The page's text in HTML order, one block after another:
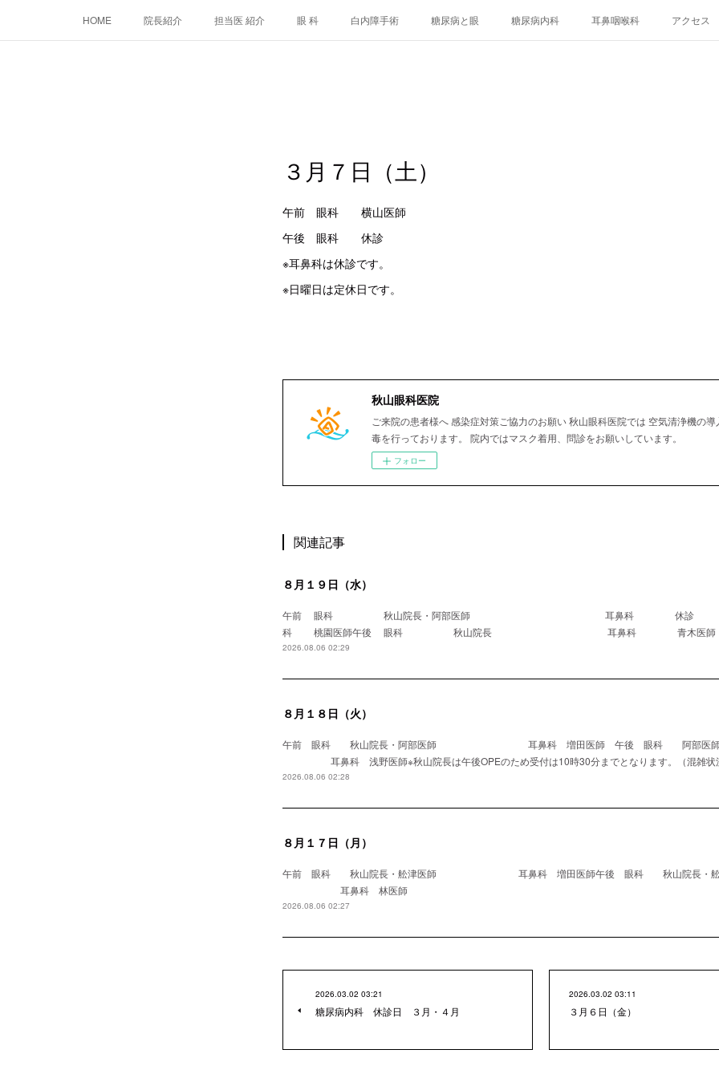
HOME 院長紹介 担当医 紹介 眼 科 白内障手術 糖尿病と眼 糖尿病内科 耳鼻咽喉科 アクセス
３月７日（土）
午前 眼科 横山医師
午後 眼科 休診
※耳鼻科は休診です。
※日曜日は定休日です。
秋山眼科医院
ご来院の患者様へ 感染症対策ご協力のお願い 秋山眼科医院では 空気清浄機の
毒を行っております。 院内ではマスク着用、問診をお願いしています。
フォロー
関連記事
８月１９日（水）
午前 眼科 秋山院長・阿部医師 耳鼻科 休診
科 桃園医師午後 眼科 秋山院長 耳鼻科 青木
2026.08.06 02:29
８月１８日（火）
午前 眼科 秋山院長・阿部医師 耳鼻科 増田医師 午後 眼科 阿部
耳鼻科 浅野医師※秋山院長は午後OPEのため受付は10時30分までとなります。（混雑状
2026.08.06 02:28
８月１７日（月）
午前 眼科 秋山院長・舩津医師 耳鼻科 増田医師午後 眼科 秋山院長・舩
耳鼻科 林医師
2026.08.06 02:27
2026.03.02 03:21
糖尿病内科 休診日 ３月・４月
2026.03.02 03:11
３月６日（金）